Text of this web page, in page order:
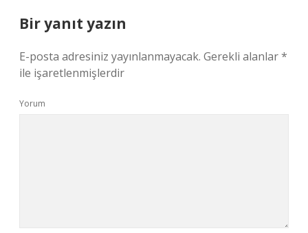
Bir yanıt yazın
E-posta adresiniz yayınlanmayacak. Gerekli alanlar*
ile işaretlenmişlerdir
Yorum